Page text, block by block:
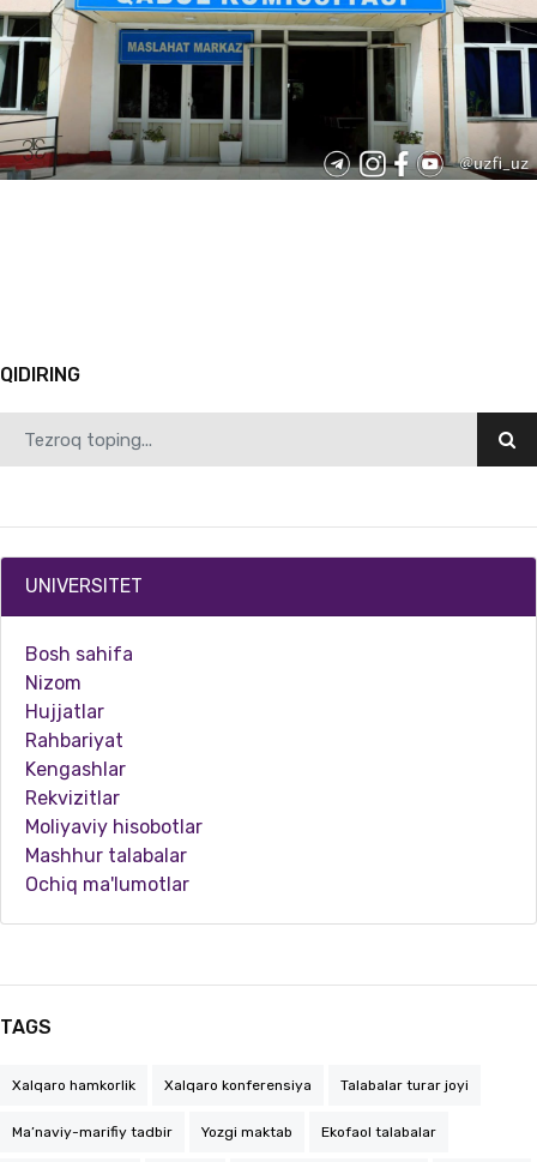
O‘zbekiston-Finlandiya pedagogika instituti rektori, professor Shahzoda Negmatova “Talaba…
“Ma’rifat karvoni” O‘zbekiston–Finlandiya pedagogika institutida
06.19.2025 6104
QIDIRING
UNIVERSITET
Bosh sahifa
Nizom
Hujjatlar
Rahbariyat
Kengashlar
Rekvizitlar
Moliyaviy hisobotlar
Mashhur talabalar
Ochiq ma'lumotlar
TAGS
Xalqaro hamkorlik Xalqaro konferensiya Talabalar turar joyi
Ma’naviy-marifiy tadbir Yozgi maktab Ekofaol talabalar